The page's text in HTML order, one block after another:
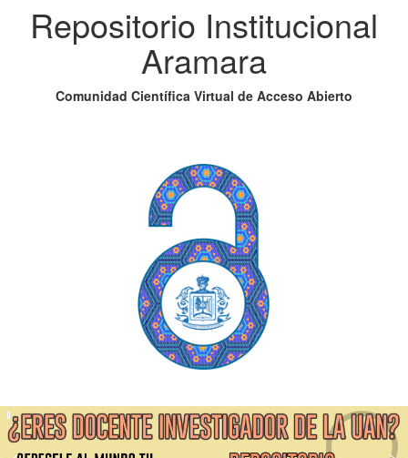
Repositorio Institucional
Aramara
Comunidad Científica Virtual de Acceso Abierto